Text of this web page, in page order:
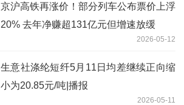
京沪高铁再涨价！部分列车公布票价上浮
20% 去年净赚超131亿元但增速放缓
2026-05-12
生意社涤纶短纤5月11日均差继续正向缩
小为20.85元/吨|播报
2026-05-11